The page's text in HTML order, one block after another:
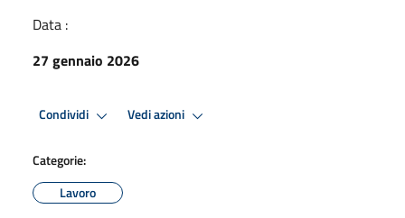
Data :
27 gennaio 2026
Condividi Vedi azioni
Categorie:
Lavoro